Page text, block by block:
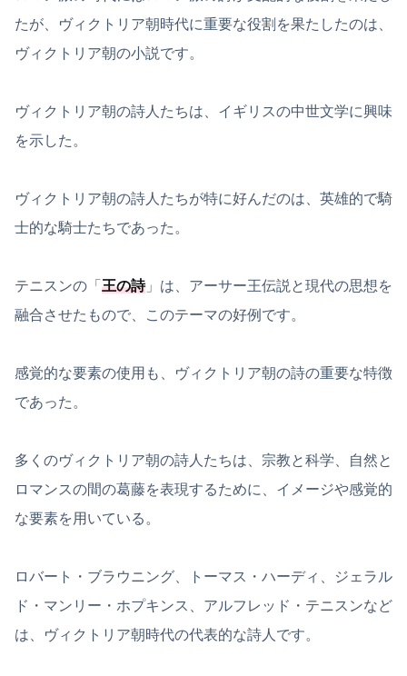
たが、ヴィクトリア朝時代に重要な役割を果たしたのは、
ヴィクトリア朝の小説です。
ヴィクトリア朝の詩人たちは、イギリスの中世文学に興味
を示した。
ヴィクトリア朝の詩人たちが特に好んだのは、英雄的で騎
士的な騎士たちであった。
テニスンの「 王の詩」は、アーサー王伝説と現代の思想を
融合させたもので、このテーマの好例です。
感覚的な要素の使用も、ヴィクトリア朝の詩の重要な特徴
であった。
多くのヴィクトリア朝の詩人たちは、宗教と科学、自然と
ロマンスの間の葛藤を表現するために、イメージや感覚的
な要素を用いている。
ロバート・ブラウニング、トーマス・ハーディ、ジェラル
ド・マンリー・ホプキンス、アルフレッド・テニスンなど
は、ヴィクトリア朝時代の代表的な詩人です。